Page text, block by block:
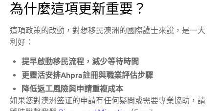
為什麼這項更新重要？
這項政策的改動，對想移民澳洲的國際護士來說，是一大
利好：
提早啟動移民流程，減少等待時間
更靈活安排Ahpra註冊與職業評估步驟
降低返工風險與申請重複成本
如果您對澳洲签证的申請有任何疑問或需要專業協助，請